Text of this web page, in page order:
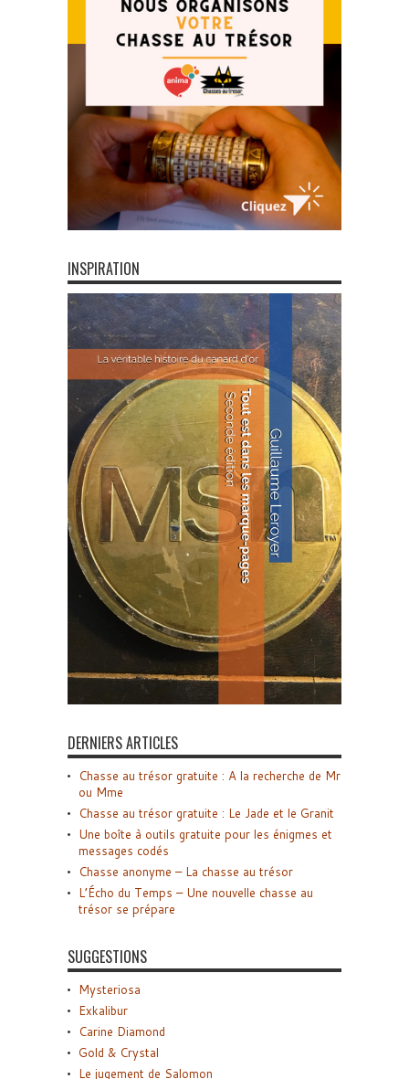
INSPIRATION
DERNIERS ARTICLES
Chasse au trésor gratuite : A la recherche de Mr
ou Mme
Chasse au trésor gratuite : Le Jade et le Granit
Une boîte à outils gratuite pour les énigmes et
messages codés
Chasse anonyme – La chasse au trésor
L’Écho du Temps – Une nouvelle chasse au
trésor se prépare
SUGGESTIONS
Mysteriosa
Exkalibur
Carine Diamond
Gold & Crystal
Le jugement de Salomon